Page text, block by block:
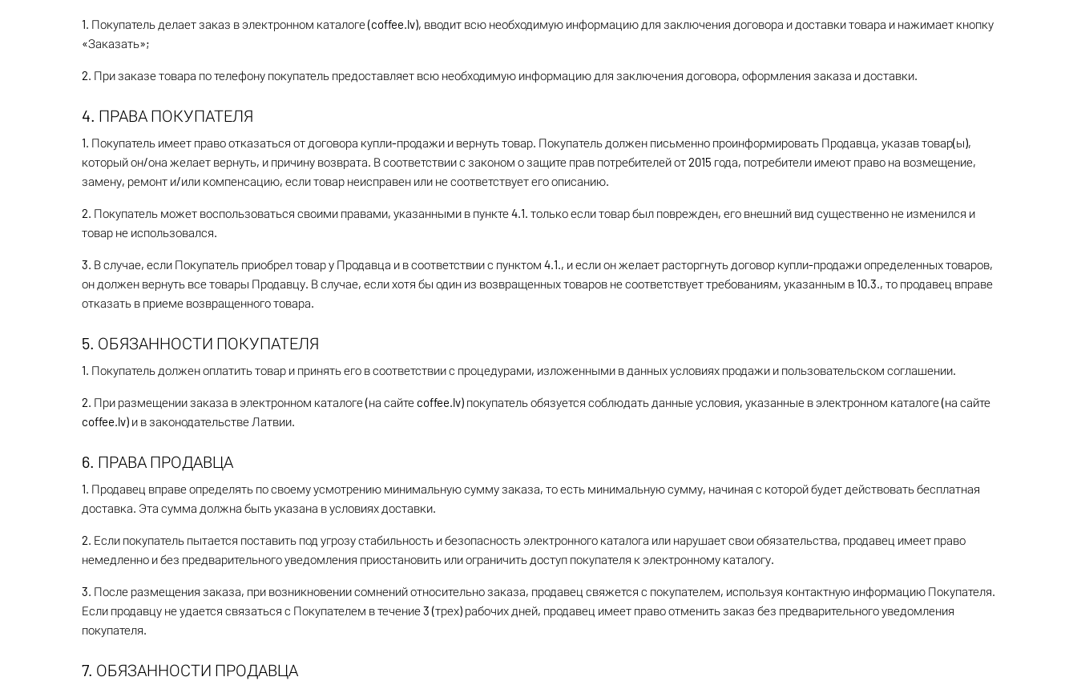
1. Покупатель делает заказ в электронном каталоге (coffee.lv), вводит всю необходимую информацию для заключения договора и доставки товара и нажимает кнопку
«Заказать»;
2. При заказе товара по телефону покупатель предоставляет всю необходимую информацию для заключения договора, оформления заказа и доставки.
4. ПРАВА ПОКУПАТЕЛЯ
1. Покупатель имеет право отказаться от договора купли-продажи и вернуть товар. Покупатель должен письменно проинформировать Продавца, указав товар(ы),
который он/она желает вернуть, и причину возврата. В соответствии с законом о защите прав потребителей от 2015 года, потребители имеют право на возмещение,
замену, ремонт и/или компенсацию, если товар неисправен или не соответствует его описанию.
2. Покупатель может воспользоваться своими правами, указанными в пункте 4.1. только если товар был поврежден, его внешний вид существенно не изменился и
товар не использовался.
3. В случае, если Покупатель приобрел товар у Продавца и в соответствии с пунктом 4.1., и если он желает расторгнуть договор купли-продажи определенных товаров,
он должен вернуть все товары Продавцу. В случае, если хотя бы один из возвращенных товаров не соответствует требованиям, указанным в 10.3., то продавец вправе
отказать в приеме возвращенного товара.
5. ОБЯЗАННОСТИ ПОКУПАТЕЛЯ
1. Покупатель должен оплатить товар и принять его в соответствии с процедурами, изложенными в данных условиях продажи и пользовательском соглашении.
2. При размещении заказа в электронном каталоге (на сайте coffee.lv) покупатель обязуется соблюдать данные условия, указанные в электронном каталоге (на сайте
coffee.lv) и в законодательстве Латвии.
6. ПРАВА ПРОДАВЦА
1. Продавец вправе определять по своему усмотрению минимальную сумму заказа, то есть минимальную сумму, начиная с которой будет действовать бесплатная
доставка. Эта сумма должна быть указана в условиях доставки.
2. Если покупатель пытается поставить под угрозу стабильность и безопасность электронного каталога или нарушает свои обязательства, продавец имеет право
немедленно и без предварительного уведомления приостановить или ограничить доступ покупателя к электронному каталогу.
3. После размещения заказа, при возникновении сомнений относительно заказа, продавец свяжется с покупателем, используя контактную информацию Покупателя.
Если продавцу не удается связаться с Покупателем в течение 3 (трех) рабочих дней, продавец имеет право отменить заказ без предварительного уведомления
покупателя.
7. ОБЯЗАННОСТИ ПРОДАВЦА